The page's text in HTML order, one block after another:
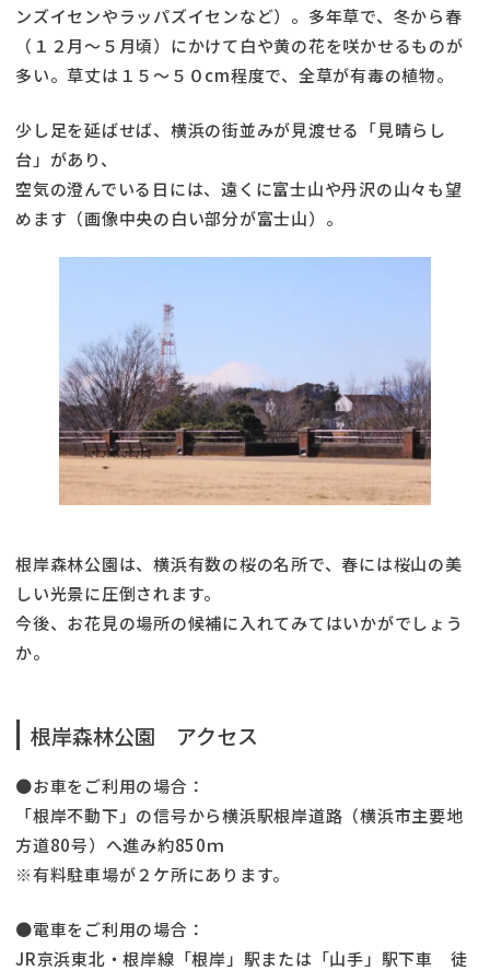
ンズイセンやラッパズイセンなど）。多年草で、冬から春
（１２月～５月頃）にかけて白や黄の花を咲かせるものが
多い。草丈は１５～５０cm程度で、全草が有毒の植物。
少し足を延ばせば、横浜の街並みが見渡せる「見晴らし
台」があり、
空気の澄んでいる日には、遠くに富士山や丹沢の山々も望
めます（画像中央の白い部分が富士山）。
根岸森林公園は、横浜有数の桜の名所で、春には桜山の美
しい光景に圧倒されます。
今後、お花見の場所の候補に入れてみてはいかがでしょう
か。
根岸森林公園 アクセス
●お車をご利用の場合：
「根岸不動下」の信号から横浜駅根岸道路（横浜市主要地
方道80号）へ進み約850ｍ
※有料駐車場が２ケ所にあります。
●電車をご利用の場合：
JR京浜東北・根岸線「根岸」駅または「山手」駅下車 徒